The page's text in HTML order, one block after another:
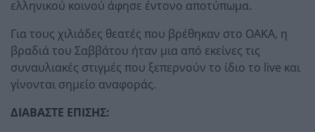
ελληνικού κοινού άφησε έντονο αποτύπωμα.
Για τους χιλιάδες θεατές που βρέθηκαν στο ΟΑΚΑ, η
βραδιά του Σαββάτου ήταν μια από εκείνες τις
συναυλιακές στιγμές που ξεπερνούν το ίδιο το live και
γίνονται σημείο αναφοράς.
ΔΙΑΒΑΣΤΕ ΕΠΙΣΗΣ: